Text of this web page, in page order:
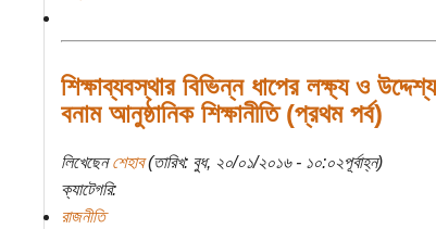
শিক্ষাব্যবস্থার বিভিন্ন ধাপের লক্ষ্য ও
বনাম আনুষ্ঠানিক শিক্ষানীতি (প্রথম পর্ব)
লিখেছেনশেহাব(তারিখ: বুধ, ২০/০১/২০১৬ - ১০:০২পূর্বাহ্ন)
ক্যাটেগরি:
রাজনীতি